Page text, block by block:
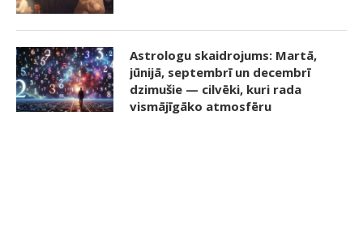
Astrologu skaidrojums: Martā,
jūnijā, septembrī un decembrī
dzimušie — cilvēki, kuri rada
vismājīgāko atmosfēru